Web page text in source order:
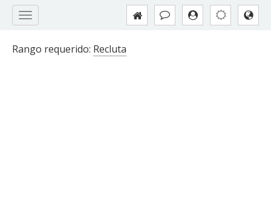
Rango requerido: Recluta